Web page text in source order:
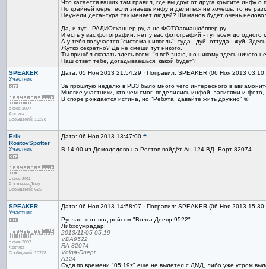
Что касается ваших там правил, где вы друг от друга крысите инфу
По крайней мере, если знаешь инфу и делиться не хочешь, то не
Неужели десантура так меняет людей? Шаманов будет очень
Да, и тут - РАДИОсканнер.ру, а не ФОТОавиашлёппер.ру
И есть у вас фотографии, нет у вас фотографий - тут всем до одного
А у тебя получается "система ниппель": туда - дуй, оттуда - жуй.
Жутко секретно? Да не смеши тут никого.
Ты пришёл сказать здесь всем: "я всё знаю, но никому здесь ничего
Наш ответ тебе, догадываешься, какой будет?
SPEAKER
Участник
с фев 2007
Арктика
Сообщений: 10278
Дата: 05 Ноя 2013 21:54:29 · Поправил: SPEAKER (06 Ноя 2013
За прошлую неделю в РВЗ было много чего интересного в
Многие участники, кто чем смог, поделились инфой, записями и фото,
В споре рождается истина, но "Ребята, давайте жить дружно" ©
Erik
RostovSpotter
Участник
с фев 2011
Ростов-на-Дону
Сообщений: 625
Дата: 06 Ноя 2013 13:47:00 #
В 14:00 из Домодедово на Ростов пойдёт Ан-124 ВД. Борт 82074
SPEAKER
Участник
с фев 2007
Арктика
Сообщений: 10278
Дата: 06 Ноя 2013 14:58:07 · Поправил: SPEAKER (06 Ноя 2013
Руслан этот под рейсом "Волга-Днепр-9522"
Либхоумрадар:
2013/11/05 05:19
VDA9522
RA-82074
Volga-Dnepr
A124
Судя по времени "05:19z" еще не вылетел с ДМД, либо уже утром